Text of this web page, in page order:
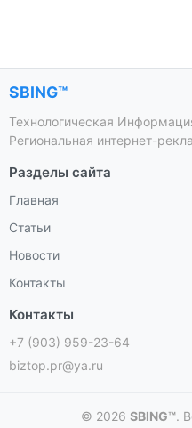
SBING™
Технологическая
Региональная интернет-
Разделы сайта
Главная
Статьи
Новости
Контакты
Контакты
+7 (903) 959-23-64
biztop.pr@ya.ru
© 2026 SBING™.